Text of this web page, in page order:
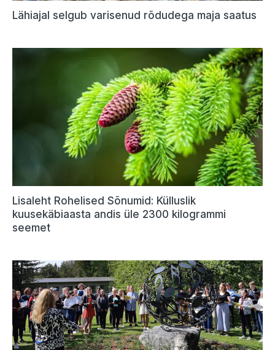
Lähiajal selgub varisenud rõdudega maja saatus
Lisaleht Rohelised Sõnumid: Külluslik
kuusekäbiaasta andis üle 2300 kilogrammi
seemet